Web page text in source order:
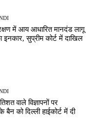
में आय आधारित मानदंड लागू
सुप्रीम कोर्ट में दाखिल
वाले विज्ञापनों पर
को दिल्ली हाईकोर्ट में दी